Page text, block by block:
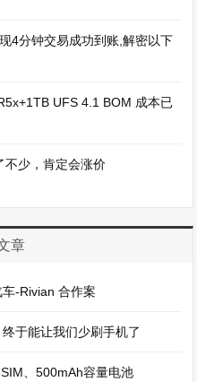
4分钟交易成功到账,解密以下
UFS 4.1 BOM 成本已
不少，肯定会涨价
章
-Rivian 合作案
于能让我们少刷手机了
、500mAh容量电池